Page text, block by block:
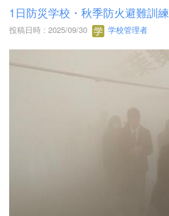
1日防災学校・秋季防火避難訓練
投稿日時 : 2025/09/30 学校管理者